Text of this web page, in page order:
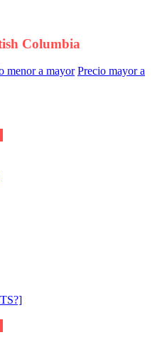
Columbia
menor a mayor Precio mayor a